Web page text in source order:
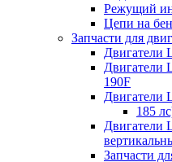
Режущий
Цепи на
Запчасти для
Двигатели
Двигатели
190F
Двигатели
185
Двигатели
Запчасти